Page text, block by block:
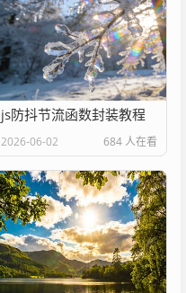
js防抖节流函数封装教程
2026-06-02 684 人在看